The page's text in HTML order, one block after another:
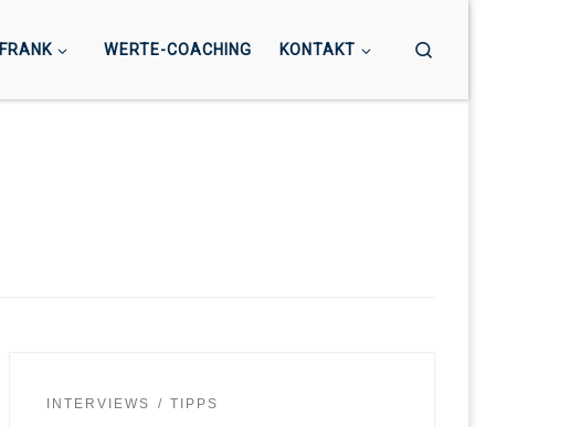
FRANK WERTE-COACHING KONTAKT
INTERVIEWS TIPPS